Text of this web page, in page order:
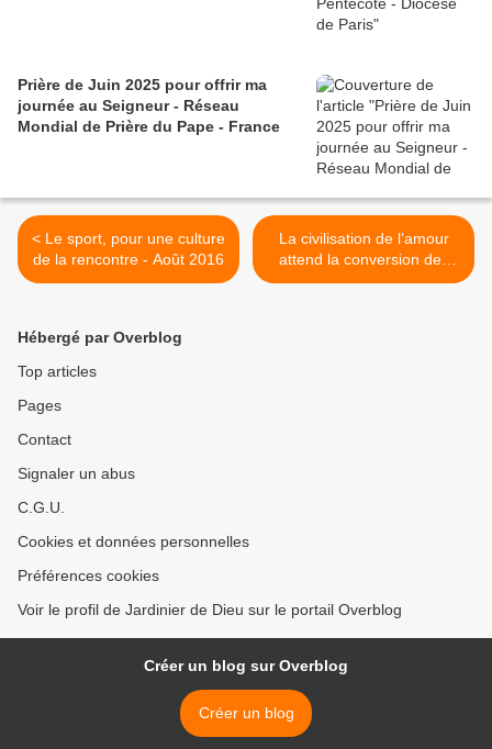
Prière de Juin 2025 pour offrir ma
journée au Seigneur - Réseau
Mondial de Prière du Pape - France
< Le sport, pour une culture
de la rencontre - Août 2016
La civilisation de l’amour
attend la conversion des
chrétiens >
Hébergé par Overblog
Top articles
Pages
Contact
Signaler un abus
C.G.U.
Cookies et données personnelles
Préférences cookies
Voir le profil de Jardinier de Dieu sur le portail Overblog
Créer un blog sur Overblog
Créer un blog